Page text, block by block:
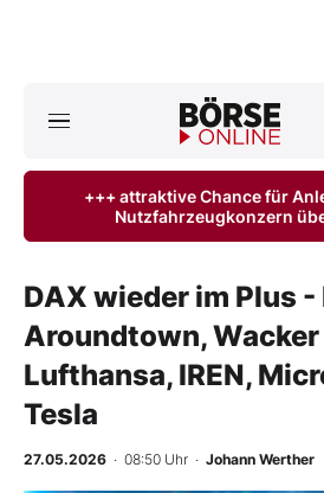
ktuelle Ausgabe BÖRSE
Anlageprodukte
Finanz-Check
Abo & Shop
BO-Musterdepots
+++ attraktive Chance für
Nutzfahrzeugkonzern
DAX wieder im Plus -
Aroundtown, Wacker
Lufthansa, IREN,
Tesla
27.05.2026 · 08:50 Uhr · Johann Werther